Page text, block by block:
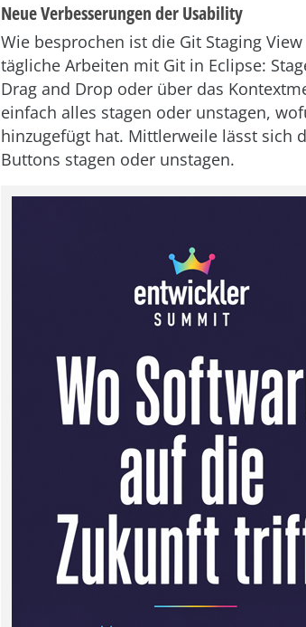
Neue Verbesserungen der Usability
Wie besprochen ist die Git Staging
tägliche Arbeiten mit Git in Eclipse:
Drag and Drop oder über das
einfach alles stagen oder unstagen,
hinzugefügt hat. Mittlerweile lässt sich
Buttons stagen oder unstagen.